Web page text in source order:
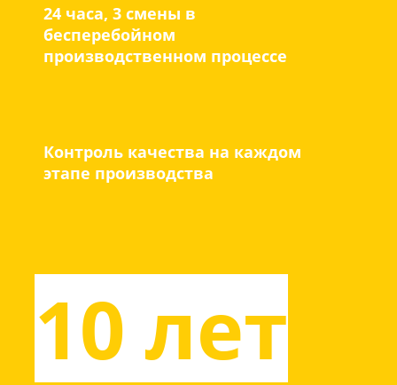
24 часа, 3 смены в
бесперебойном
производственном процессе
Контроль качества на каждом
этапе производства
10 лет